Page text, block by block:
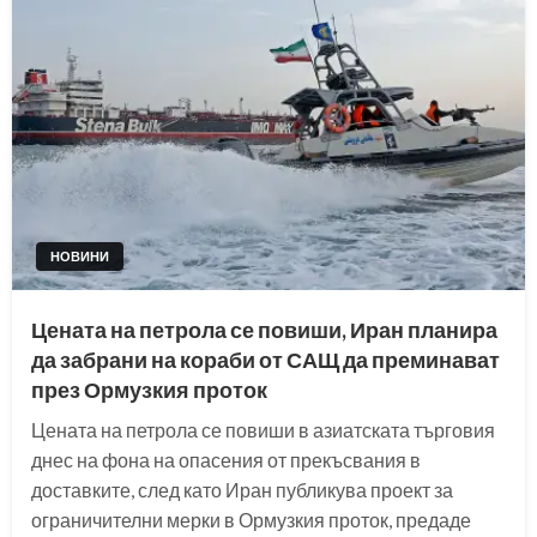
НОВИНИ
Цената на петрола се повиши, Иран планира
да забрани на кораби от САЩ да преминават
през Ормузкия проток
Цената на петрола се повиши в азиатската търговия
днес на фона на опасения от прекъсвания в
доставките, след като Иран публикува проект за
ограничителни мерки в Ормузкия проток, предаде